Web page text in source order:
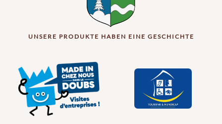
UNSERE PRODUKTE HABEN EINE GESCHICHTE